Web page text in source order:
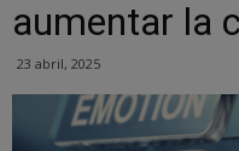
aumentar la
23 abril, 2025